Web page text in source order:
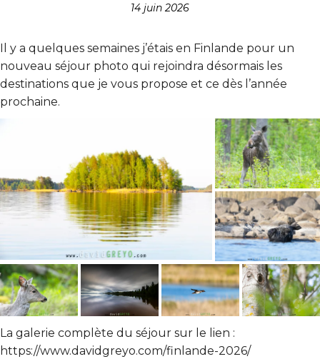
14 juin 2026
Il y a quelques semaines j’étais en Finlande pour un
nouveau séjour photo qui rejoindra désormais les
destinations que je vous propose et ce dès l’année
prochaine.
La galerie complète du séjour sur le lien :
https://www.davidgreyo.com/finlande-2026/